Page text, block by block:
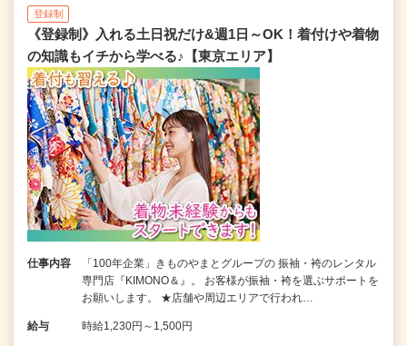
登録制
《登録制》入れる土日祝だけ&週1日～OK！着付けや着物
の知識もイチから学べる♪【東京エリア】
仕事内容
「100年企業」きものやまとグループの 振袖・袴のレンタル
専門店『KIMONO＆』。 お客様が振袖・袴を選ぶサポートを
お願いします。 ★店舗や周辺エリアで行われ…
給与 時給1,230円～1,500円